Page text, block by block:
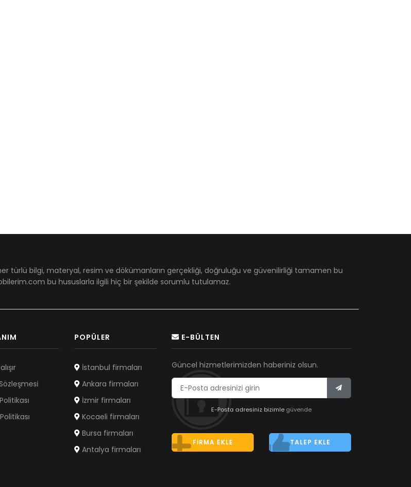
türlü bilgi, materyal, resim ve dökümanların gerçekliği, doğruluğu ve güvenilirliği tamamen bu
bu hususlarla ilgili hiç bir şekilde sorumlu tutulamaz.
POPÜLER
İstanbul firmaları
Ankara firmaları
İzmir firmaları
Kocaeli firmaları
Bursa firmaları
Antalya firmaları
E-BÜLTEN
Güncel hizmetlerimizden haberiniz olsun.
E-Posta adresiniz bizimle güvende
FIRMA EKLE TALEP EKLE